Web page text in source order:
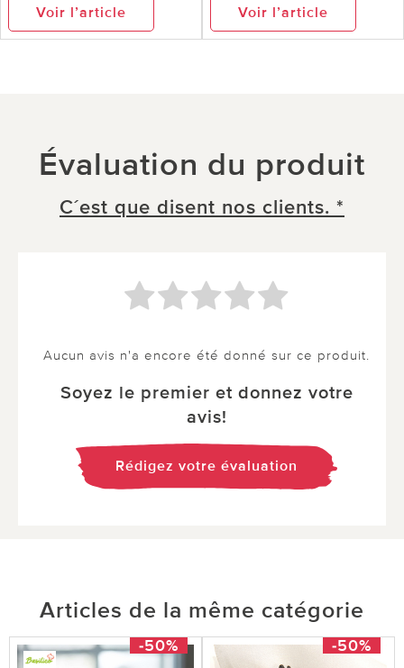
Voir l’article Voir l’article
Évaluation du produit
C´est que disent nos clients. *
Aucun avis n'a encore été donné sur ce produit.
Soyez le premier et donnez votre
avis!
Rédigez votre évaluation
Articles de la même catégorie
-50% -50%